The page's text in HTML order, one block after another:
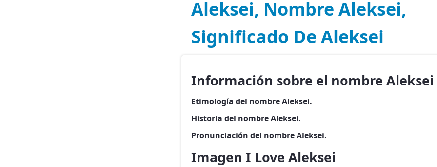
Aleksei, Nombre Aleksei,
Significado De Aleksei
Información sobre el nombre Aleksei
Etimología del nombre Aleksei.
Historia del nombre Aleksei.
Pronunciación del nombre Aleksei.
Imagen I Love Aleksei